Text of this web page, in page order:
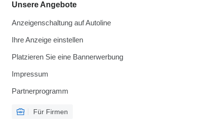
Unsere Angebote
Anzeigenschaltung auf Autoline
Ihre Anzeige einstellen
Platzieren Sie eine Bannerwerbung
Impressum
Partnerprogramm
Für Firmen